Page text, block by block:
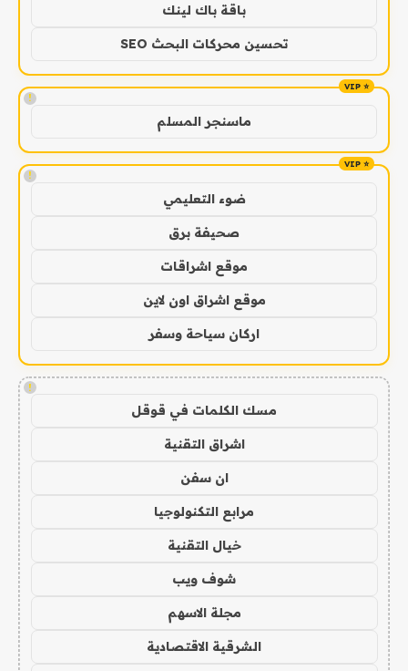
باقة باك لينك
تحسين محركات البحث SEO
!
ماسنجر المسلم
!
ضوء التعليمي
صحيفة برق
موقع اشراقات
موقع اشراق اون لاين
اركان سياحة وسفر
!
مسك الكلمات في قوقل
اشراق التقنية
ان سفن
مرابع التكنولوجيا
خيال التقنية
شوف ويب
مجلة الاسهم
الشرقية الاقتصادية